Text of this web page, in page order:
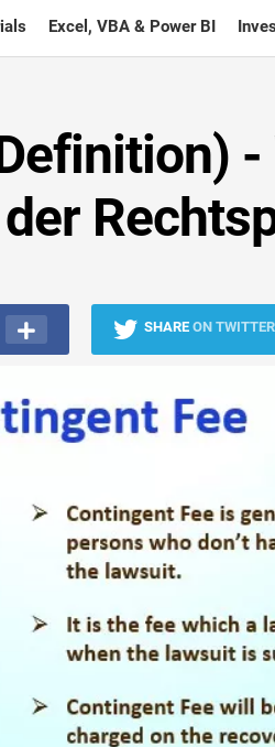
Excel, VBA & Power BI
-
SHARE ON TWITTER